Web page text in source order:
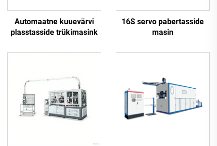
Automaatne kuuevärvi
plasstasside trükimasink
16S servo pabertasside
masin